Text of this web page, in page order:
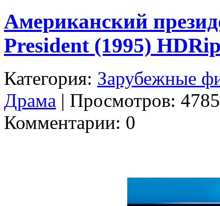
Американский
President (1995)
Категория: Зарубежные
Драма | Просмотров:
Комментарии: 0